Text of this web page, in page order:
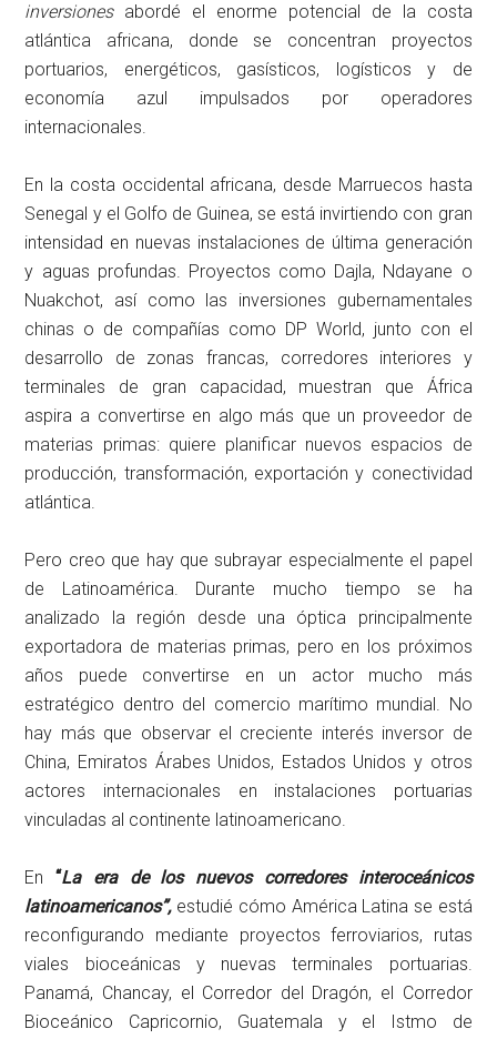
inversionesabordé el enorme potencial de la costa
atlántica africana, donde se concentran proyectos
portuarios, energéticos, gasísticos, logísticos y de
economía azul impulsados por operadores
internacionales.
En la costa occidental africana, desde Marruecos hasta
Senegal y el Golfo de Guinea, se está invirtiendo con gran
intensidad en nuevas instalaciones de última generación
y aguas profundas. Proyectos como Dajla, Ndayane o
Nuakchot, así como las inversiones gubernamentales
chinas o de compañías como DP World, junto con el
desarrollo de zonas francas, corredores interiores y
terminales de gran capacidad, muestran que África
aspira a convertirse en algo más que un proveedor de
materias primas: quiere planificar nuevos espacios de
producción, transformación, exportación y conectividad
atlántica.
Pero creo que hay que subrayar especialmente el papel
de Latinoamérica. Durante mucho tiempo se ha
analizado la región desde una óptica principalmente
exportadora de materias primas, pero en los próximos
años puede convertirse en un actor mucho más
estratégico dentro del comercio marítimo mundial. No
hay más que observar el creciente interés inversor de
China, Emiratos Árabes Unidos, Estados Unidos y otros
actores internacionales en instalaciones portuarias
vinculadas al continente latinoamericano.
En“La era de los nuevos corredores interoceánicos
latinoamericanos”,estudié cómo América Latina se está
reconfigurando mediante proyectos ferroviarios, rutas
viales bioceánicas y nuevas terminales portuarias.
Panamá, Chancay, el Corredor del Dragón, el Corredor
Bioceánico Capricornio, Guatemala y el Istmo de